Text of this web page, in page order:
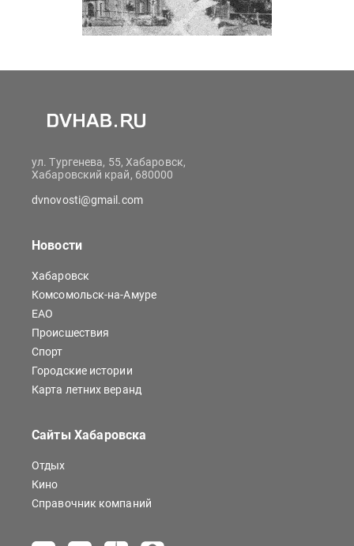
ул. Тургенева, 55, Хабаровск,
Хабаровский край, 680000
dvnovosti@gmail.com
Новости
Хабаровск
Комсомольск-на-Амуре
ЕАО
Происшествия
Спорт
Городские истории
Карта летних веранд
Сайты Хабаровска
Отдых
Кино
Справочник компаний